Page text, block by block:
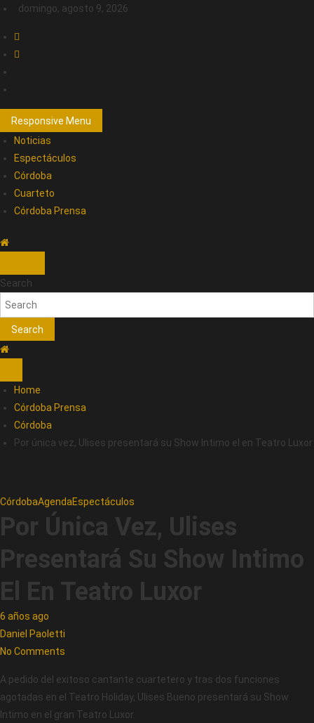
domingo, agosto 9, 2026
Responsive Menu
Noticias
Espectáculos
Córdoba
Cuarteto
Córdoba Prensa
Search
Search
Home
Córdoba Prensa
Córdoba
Por única vez, Ulises presentará su Show Intimo el en Teatro Luxor
CórdobaAgendaEspectáculos
Por Única Vez, Ulises
Presentará Su Show Intimo
El En Teatro Luxor
6 años ago
Daniel Paoletti
No Comments
A pedido del exitoso cantante cuartetero y tras dos funciones
agotadas en el Teatro Holiday, Ulises Bueno presentará su Show
Intimo en el gran Teatro Luxor.